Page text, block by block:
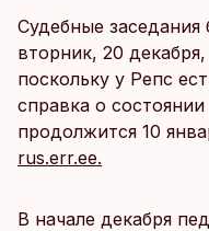
Судебные
вторник, 20
поскольку у Репс
справка о
продолжится 10
rus.err.ee.
В начале декабря